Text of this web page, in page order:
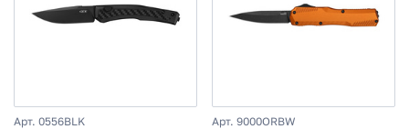
Арт. 0556BLK Арт. 9000ORBW